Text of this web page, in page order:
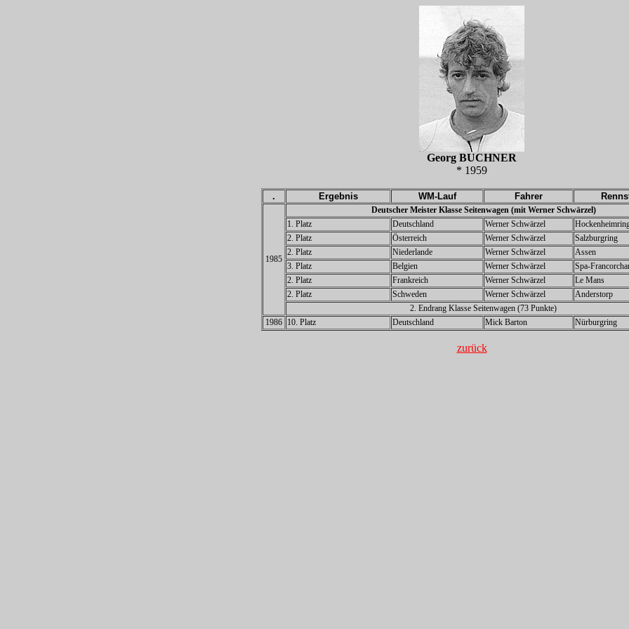
Georg BUCHNER
* 1959
. Ergebnis WM-Lauf Fahrer
1985
Deutscher Meister Klasse Seitenwagen (mit Werner Schwärzel)
1. Platz
Deutschland Werner Schwärzel
2. Platz
Österreich Werner Schwärzel
Salzburgring
2. Platz
Niederlande Werner Schwärzel
Assen
3. Platz
Belgien Werner Schwärzel
Spa-
2. Platz
Frankreich Werner Schwärzel
Le Mans
2. Platz
Schweden Werner Schwärzel
Anderstorp
2. Endrang Klasse Seitenwagen (73 Punkte)
1986 10. Platz Deutschland Mick Barton Nürburgring
zurück